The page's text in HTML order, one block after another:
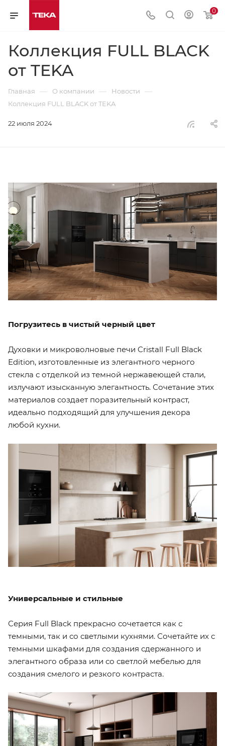
0
Коллекция FULL BLACK
от TEKA
Главная — О компании — Новости —
Коллекция FULL BLACK от TEKA
22 июля 2024
Погрузитесь в чистый черный цвет
Духовки и микроволновые печи Cristall Full Black
Edition, изготовленные из элегантного черного
стекла с отделкой из темной нержавеющей стали,
излучают изысканную элегантность. Сочетание этих
материалов создает поразительный контраст,
идеально подходящий для улучшения декора
любой кухни.
Универсальные и стильные
Серия Full Black прекрасно сочетается как с
темными, так и со светлыми кухнями. Сочетайте их с
темными шкафами для создания сдержанного и
элегантного образа или со светлой мебелью для
создания смелого и резкого контраста.